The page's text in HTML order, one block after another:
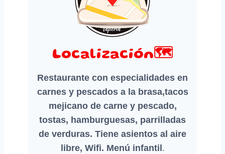
Localización🗺️
Restaurante con especialidades en
carnes y pescados a la brasa,tacos
mejicano de carne y pescado,
tostas, hamburguesas, parrilladas
de verduras. Tiene asientos al aire
libre, Wifi. Menú infantil.